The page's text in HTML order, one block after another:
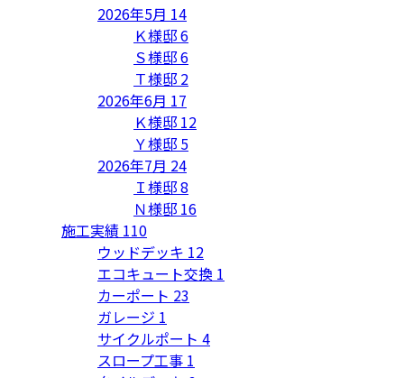
2026年5月 14
Ｋ様邸6
Ｓ様邸6
Ｔ様邸 2
2026年6月 17
Ｋ様邸 12
Ｙ様邸 5
2026年7月 24
Ｉ様邸8
Ｎ様邸 16
施工実績 110
ウッドデッキ 12
エコキュート交換 1
カーポート 23
ガレージ 1
サイクルポート 4
スロープ工事 1